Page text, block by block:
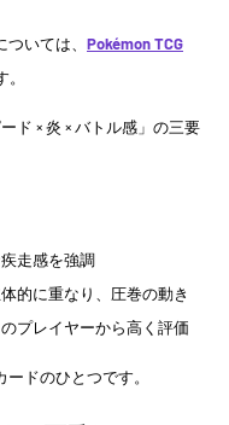
いては、 Pokémon TCG
ド × 炎 × バトル感」の三要
走感を強調
的に重なり、圧巻の動き
プレイヤーから高く評価
ードのひとつです。